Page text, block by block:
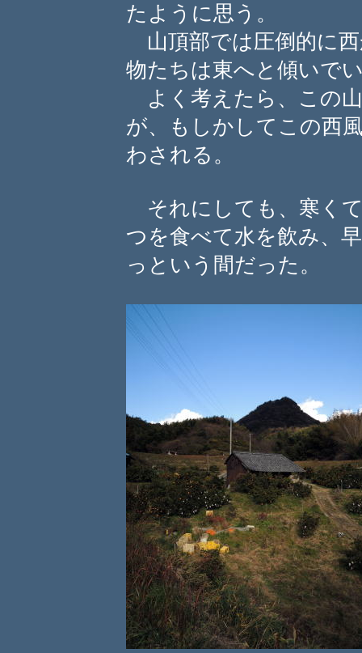
たように思う。
山頂部では圧倒的に
物たちは東へと傾いで
よく考えたら、この
が、もしかしてこの西
わされる。
それにしても、寒く
つを食べて水を飲み、
っという間だった。